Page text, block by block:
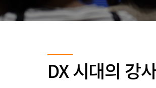
DX 시대의 강